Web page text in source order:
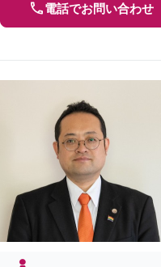
電話でお問い合わせ